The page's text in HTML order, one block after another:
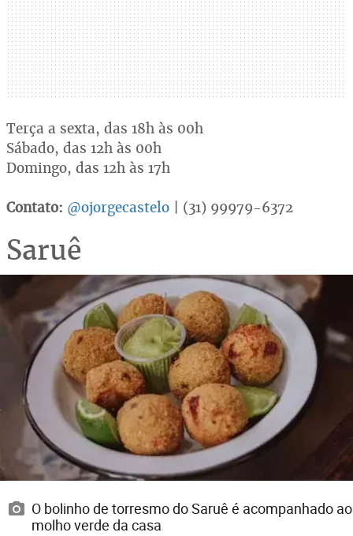
Terça a sexta, das 18h às 00h
Sábado, das 12h às 00h
Domingo, das 12h às 17h
Contato: @ojorgecastelo | (31) 99979-6372
Saruê
O bolinho de torresmo do Saruê é acompanhado ao
molho verde da casa